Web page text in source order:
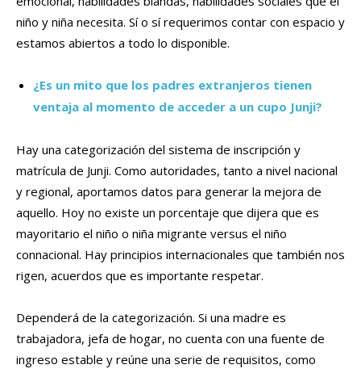
niño y niña necesita. Sí o sí requerimos contar con espacio y
estamos abiertos a todo lo disponible.
¿Es un mito que los padres extranjeros tienen
ventaja al momento de acceder a un cupo Junji?
Hay una categorización del sistema de inscripción y
matrícula de Junji. Como autoridades, tanto a nivel nacional
y regional, aportamos datos para generar la mejora de
aquello. Hoy no existe un porcentaje que dijera que es
mayoritario el niño o niña migrante versus el niño
connacional. Hay principios internacionales que también nos
rigen, acuerdos que es importante respetar.
Dependerá de la categorización. Si una madre es
trabajadora, jefa de hogar, no cuenta con una fuente de
ingreso estable y reúne una serie de requisitos, como